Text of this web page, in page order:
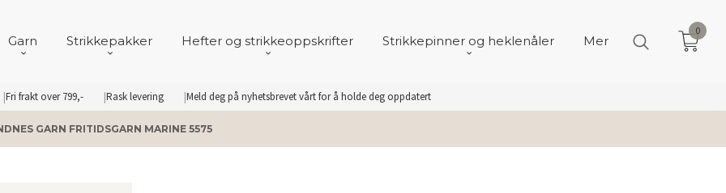
Fri frakt over 799,- Rask levering Meld deg på nyhetsbrevet vårt for å holde deg oppdatert
Garn Strikkepakker Hefter og strikkeoppskrifter Strikkepinner og heklenåler Mer
0
GARN FRITIDSGARN MARINE 5575